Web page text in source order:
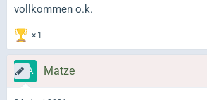
vollkommen o.k.
1
Matze